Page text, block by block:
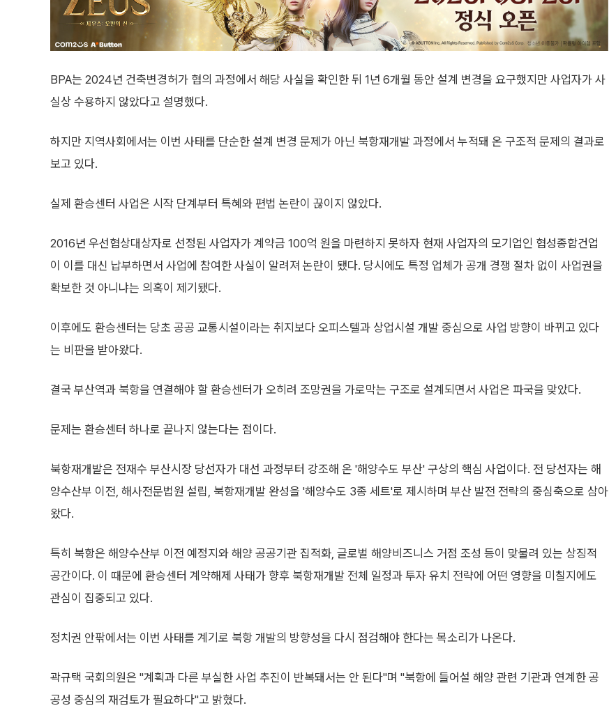
BPA는 2024년 건축변경허가 협의 과정에서 해당 사실을 확인한 뒤 1년 6개월 동안 설계 변경을 요구했지만 사업자가 사
실상 수용하지 않았다고 설명했다.
하지만 지역사회에서는 이번 사태를 단순한 설계 변경 문제가 아닌 북항재개발 과정에서 누적돼 온 구조적 문제의 결과로
보고 있다.
실제 환승센터 사업은 시작 단계부터 특혜와 편법 논란이 끊이지 않았다.
2016년 우선협상대상자로 선정된 사업자가 계약금 100억 원을 마련하지 못하자 현재 사업자의 모기업인 협성종합건업
이 이를 대신 납부하면서 사업에 참여한 사실이 알려져 논란이 됐다. 당시에도 특정 업체가 공개 경쟁 절차 없이 사업권을
확보한 것 아니냐는 의혹이 제기됐다.
이후에도 환승센터는 당초 공공 교통시설이라는 취지보다 오피스텔과 상업시설 개발 중심으로 사업 방향이 바뀌고 있다
는 비판을 받아왔다.
결국 부산역과 북항을 연결해야 할 환승센터가 오히려 조망권을 가로막는 구조로 설계되면서 사업은 파국을 맞았다.
문제는 환승센터 하나로 끝나지 않는다는 점이다.
북항재개발은 전재수 부산시장 당선자가 대선 과정부터 강조해 온 '해양수도 부산' 구상의 핵심 사업이다. 전 당선자는 해
양수산부 이전, 해사전문법원 설립, 북항재개발 완성을 '해양수도 3종 세트'로 제시하며 부산 발전 전략의 중심축으로 삼아
왔다.
특히 북항은 해양수산부 이전 예정지와 해양 공공기관 집적화, 글로벌 해양비즈니스 거점 조성 등이 맞물려 있는 상징적
공간이다. 이 때문에 환승센터 계약해제 사태가 향후 북항재개발 전체 일정과 투자 유치 전략에 어떤 영향을 미칠지에도
관심이 집중되고 있다.
정치권 안팎에서는 이번 사태를 계기로 북항 개발의 방향성을 다시 점검해야 한다는 목소리가 나온다.
곽규택 국회의원은 "계획과 다른 부실한 사업 추진이 반복돼서는 안 된다"며 "북항에 들어설 해양 관련 기관과 연계한 공
공성 중심의 재검토가 필요하다"고 밝혔다.